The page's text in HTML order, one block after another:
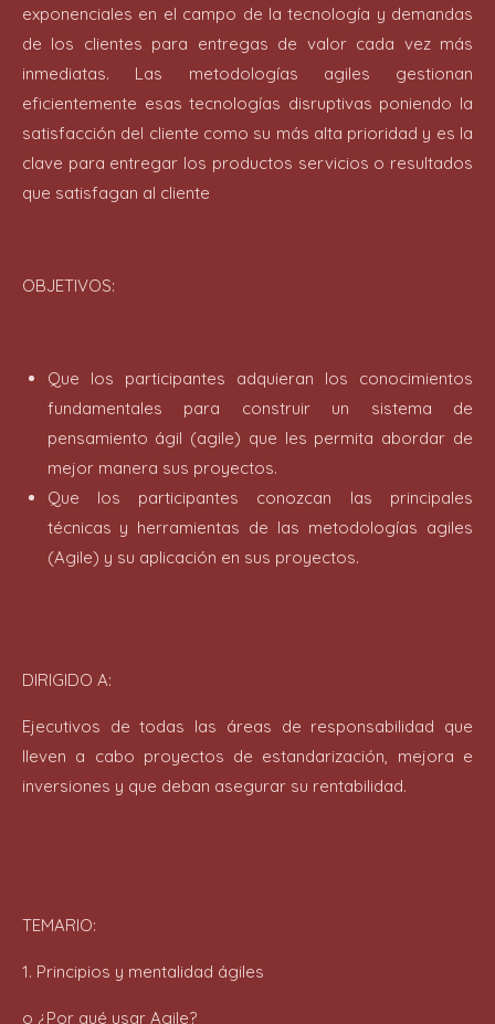
exponenciales en el campo de la tecnología y demandas
de los clientes para entregas de valor cada vez más
inmediatas. Las metodologías agiles gestionan
eficientemente esas tecnologías disruptivas poniendo la
satisfacción del cliente como su más alta prioridad y es la
clave para entregar los productos servicios o resultados
que satisfagan al cliente
OBJETIVOS:
Que los participantes adquieran los conocimientos
fundamentales para construir un sistema de
pensamiento ágil (agile) que les permita abordar de
mejor manera sus proyectos.
Que los participantes conozcan las principales
técnicas y herramientas de las metodologías agiles
(Agile) y su aplicación en sus proyectos.
DIRIGIDO A:
Ejecutivos de todas las áreas de responsabilidad que
lleven a cabo proyectos de estandarización, mejora e
inversiones y que deban asegurar su rentabilidad.
TEMARIO:
1. Principios y mentalidad ágiles
o ¿Por qué usar Agile?